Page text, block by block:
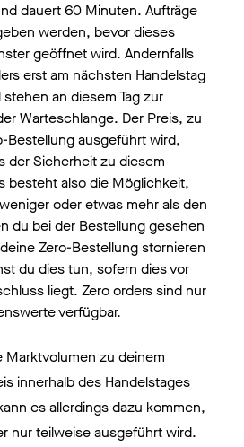
dauert 60 Minuten. Aufträge
werden, bevor dieses
geöffnet wird. Andernfalls
erst am nächsten Handelstag
an diesem Tag zur
Warteschlange. Der Preis, zu
Bestellung ausgeführt wird,
der Sicherheit zu diesem
besteht also die Möglichkeit,
oder etwas mehr als den
du bei der Bestellung gesehen
Zero-Bestellung stornieren
du dies tun, sofern dies vor
liegt. Zero orders sind nur
verfügbar.
Marktvolumen zu deinem
innerhalb des Handelstages
es allerdings dazu kommen,
nur teilweise ausgeführt wird.